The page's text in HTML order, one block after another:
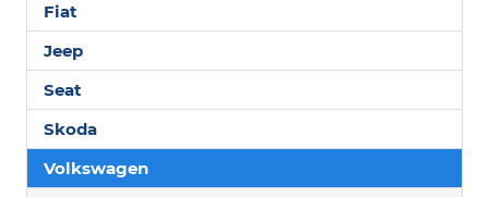
Fiat
Jeep
Seat
Skoda
Volkswagen